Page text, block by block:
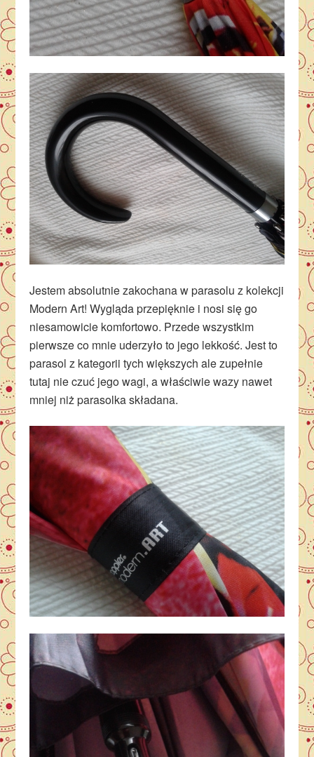
Jestem absolutnie zakochana w parasolu z kolekcji
Modern Art! Wygląda przepięknie i nosi się go
niesamowicie komfortowo. Przede wszystkim
pierwsze co mnie uderzyło to jego lekkość. Jest to
parasol z kategorii tych większych ale zupełnie
tutaj nie czuć jego wagi, a właściwie wazy nawet
mniej niż parasolka składana.